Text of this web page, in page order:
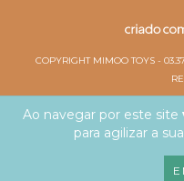
Ao navegar por este site
para agilizar a
COPYRIGHT MIMOO TOYS -